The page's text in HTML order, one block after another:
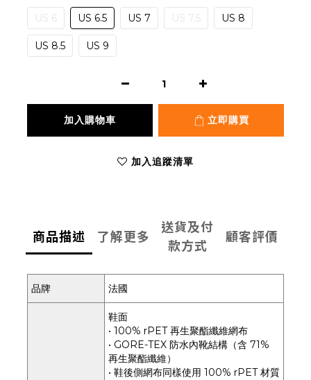
US 6 US 6.5 US 7 US 7.5 US 8
US 8.5 US 9
加入購物車 立即購買
加入追蹤清單
商品描述 了解更多
送貨及付
款方式
顧客評價
品牌 法國
鞋面
• 100% rPET 再生聚酯纖維網布
• GORE-TEX 防水內靴結構（含 71%
再生聚酯纖維）
• 鞋後側網布同樣使用 100% rPET 材質